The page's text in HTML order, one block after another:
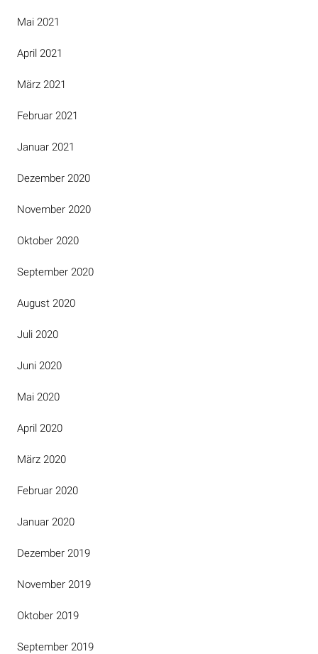
Mai 2021
April 2021
März 2021
Februar 2021
Januar 2021
Dezember 2020
November 2020
Oktober 2020
September 2020
August 2020
Juli 2020
Juni 2020
Mai 2020
April 2020
März 2020
Februar 2020
Januar 2020
Dezember 2019
November 2019
Oktober 2019
September 2019